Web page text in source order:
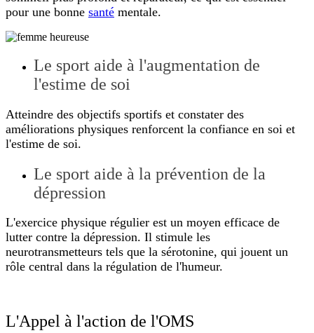
pour une bonne santé mentale.
Le sport aide à l'augmentation de
l'estime de soi
Atteindre des objectifs sportifs et constater des
améliorations physiques renforcent la confiance en soi et
l'estime de soi.
Le sport aide à la prévention de la
dépression
L'exercice physique régulier est un moyen efficace de
lutter contre la dépression. Il stimule les
neurotransmetteurs tels que la sérotonine, qui jouent un
rôle central dans la régulation de l'humeur.
L'Appel à l'action de l'OMS